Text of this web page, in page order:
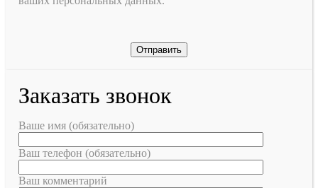
Заказать звонок
Ваше имя (обязательно)
Ваш телефон (обязательно)
Ваш комментарий